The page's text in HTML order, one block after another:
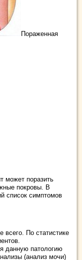
Пораженная
может поразить
покровы. В
список симптомов
всего. По статистике
данную патологию
(анализ мочи)